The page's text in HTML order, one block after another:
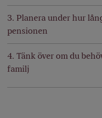
3. Planera under hur
pensionen
4. Tänk över om du
familj